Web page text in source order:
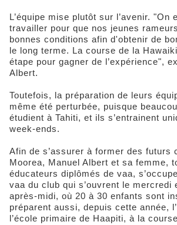
L’équipe mise plutôt sur l’avenir. "On
travailler pour que nos jeunes
bonnes conditions afin d'obtenir de
le long terme. La course de la
étape pour gagner de l’expérience",
Albert.
Toutefois, la préparation de leurs
même été perturbée, puisque
étudient à Tahiti, et ils s’entrainent
week-ends.
Afin de s’assurer à former des futurs
Moorea, Manuel Albert et sa femme,
éducateurs diplômés de vaa,
vaa du club qui s’ouvrent le mercredi
après-midi, où 20 à 30 enfants sont
préparent aussi, depuis cette année,
l’école primaire de Haapiti, à la